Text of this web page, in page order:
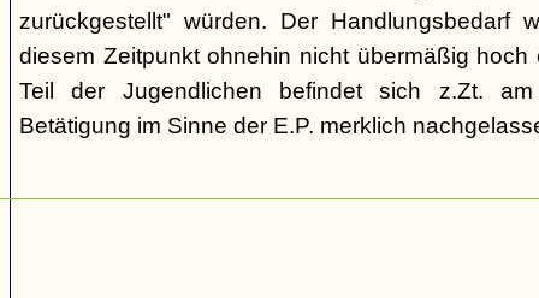
zurückgestellt" würden. Der Handlungsbedarf
diesem Zeitpunkt ohnehin nicht übermäßig hoch
Teil der Jugendlichen befindet sich z.Zt.
Betätigung im Sinne der E.P. merklich